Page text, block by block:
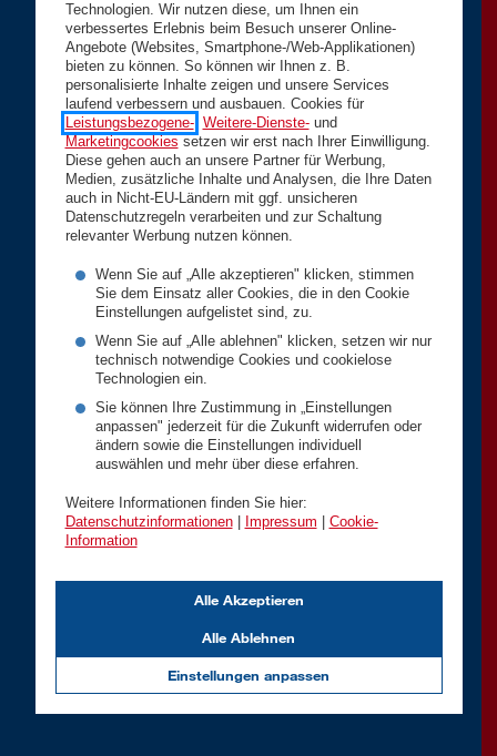
Technologien. Wir nutzen diese, um Ihnen ein
verbessertes Erlebnis beim Besuch unserer Online-
Angebote (Websites, Smartphone-/Web-Applikationen)
bieten zu können. So können wir Ihnen z. B.
personalisierte Inhalte zeigen und unsere Services
laufend verbessern und ausbauen. Cookies für
Leistungsbezogene-, Weitere-Dienste-und
Marketingcookies setzen wir erst nach Ihrer Einwilligung.
Diese gehen auch an unsere Partner für Werbung,
Medien, zusätzliche Inhalte und Analysen, die Ihre Daten
auch in Nicht-EU-Ländern mit ggf. unsicheren
Datenschutzregeln verarbeiten und zur Schaltung
relevanter Werbung nutzen können.
Wenn Sie auf „Alle akzeptieren" klicken, stimmen
Sie dem Einsatz aller Cookies, die in den Cookie
Einstellungen aufgelistet sind, zu.
Wenn Sie auf „Alle ablehnen" klicken, setzen wir nur
technisch notwendige Cookies und cookielose
Technologien ein.
Sie können Ihre Zustimmung in „Einstellungen
anpassen" jederzeit für die Zukunft widerrufen oder
ändern sowie die Einstellungen individuell
auswählen und mehr über diese erfahren.
Weitere Informationen finden Sie hier:
Datenschutzinformationen| Impressum
Cookie-
Information
Einstellungen anpassen
Alle Ablehnen
Alle Akzeptieren